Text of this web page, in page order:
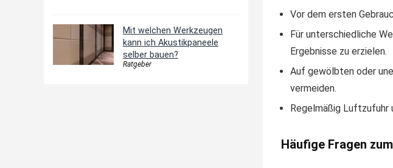
Vor dem ersten
Für unterschiedliche
Ergebnisse zu erzielen.
Auf gewölbten oder
vermeiden.
Regelmäßig Luftzufuhr
Häufige Fragen
Mit welchen Werkzeugen
kann ich Akustikpaneele
selber bauen?
Ratgeber